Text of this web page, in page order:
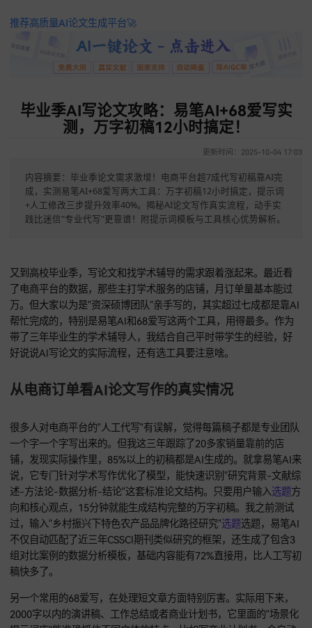
推荐高质量AI论文生成平台🚀
毕业季AI写论文攻略：易笔AI+68爱写
内容摘要：毕业季论文需求激增！电商平台超7成代写初稿靠AI
成，实测易笔AI+68爱写两大工具：万字初稿12小时搞定，提示
+人工修改三步提升效率40%。揭秘AI论文写作真实流程，动手实
又到高校毕业季，写论文和找学术辅导的需求跟着涨起来。最
了电商平台的数据，那些主打学术服务的店铺，月订单量基本
万。但大家以为是"资深硕博团队"亲手写的，其实超过七成都
帮忙完成的，特别是易笔AI和68爱写这两个工具，用得最多。
好说说AI写论文的实际流程，还有选工具要注意啥。
从电商订单看AI论文写作的真实情况
很多人对电商平台的"人工代写"有误解，觉得每篇稿子都是专
一个字一个字写出来的。但我这三年跟踪了20多家销量靠前的
铺，发现实际操作里，85%以上的初稿都是AI生成的。就拿易
说，它专门针对学术写作优化了模型，能快速识别"研究背景-
述-方法论-数据分析-结论"这套标准论文结构。只要用户输入
向和核心观点，15分钟就能生成结构完整的万字初稿。我之前
不仅自动匹配了近三年CSSCI期刊类似研究的框架，还生成了
组对比案例的数据分析模板，基础内容能有72%直接用，比人